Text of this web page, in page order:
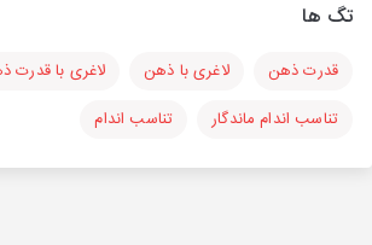
تگ ها
قدرت ذهن لاغری با ذهن
لاغری با قدرت
تناسب اندام ماندگار
تناسب اندام